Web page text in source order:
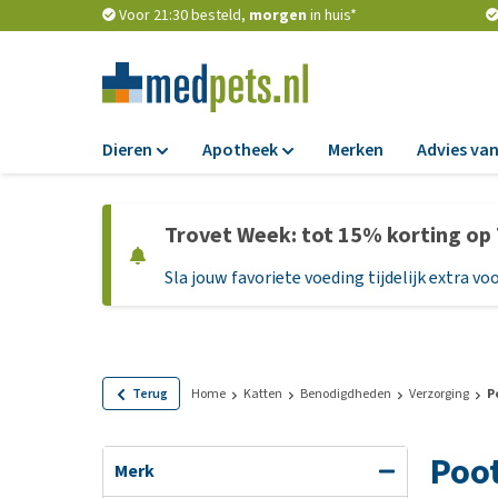
Voor 21:30 besteld, morgen in huis*
Dieren
Hondenbrokken
Natvoer
Graanvrij
Glutenvrij
Apotheek
Vlooien en teken
Ontworming
Probiotica en
Medische
Merken Advies
Trovet Week: tot 15% korting
Sla jouw favoriete voeding tijdelijk extra
Terug Home Katten Benodigdheden Verzorging
Merk